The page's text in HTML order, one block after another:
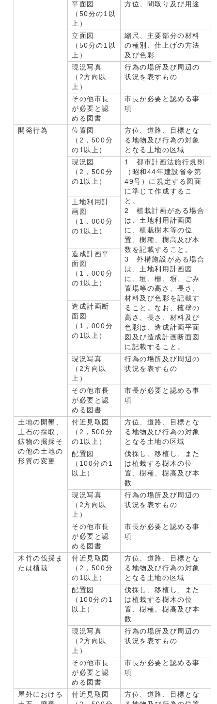
平面図
（50分の1以
上）
方位、間取り及び用途
立面図
（50分の1以
上）
縮尺、主要部分の材料
の種別、仕上げの方法
及び色彩
現況写真
（2方向以
上）
行為の場所及び周辺の
状況を表すもの
その他市長
が必要と認
める図書
市長が必要と認める事
項
開発行為
位置図
（2，500分
の1以上）
方位、道路、目標とな
る地物及び行為の対象
となる土地の区域
現況図
（2，500分
の1以上）
1 都市計画法施行規則
（昭和44年建設省令第
49号）に規定する図面
に準じて作成するこ
と。
2 植栽計画がある場合
は、土地利用計画図
に、植栽樹木等の位
置、樹種、樹高及び本
数を記載すること。
3 外構施設がある場合
は、土地利用計画図
に、垣、柵、塀、ごみ
置場等の高さ、長さ、
材料及び色彩を記載す
ること。なお、擁壁の
高さ、長さ、材料及び
色彩は、造成計画平面
図及び造成計画断面図
に記載すること。
土地利用計
画図
（1，000分
の1以上）
造成計画平
面図
（1，000分
の1以上）
造成計画断
面図
（1，000分
の1以上）
現況写真
（2方向以
上）
行為の場所及び周辺の
状況を表すもの
その他市長
が必要と認
める図書
市長が必要と認める事
項
土地の開墾、
土石の採取、
鉱物の掘採そ
の他の土地の
形質の変更
付近見取図
（2，500分
の1以上）
方位、道路、目標とな
る地物及び行為の対象
となる土地の区域
配置図
（100分の1
以上）
伐採し、移植し、また
は植栽する樹木の位
置、樹種、樹高及び本
数
現況写真
（2方向以
上）
行為の場所及び周辺の
状況を表すもの
その他市長
が必要と認
める図書
市長が必要と認める事
項
木竹の伐採ま
たは植栽
付近見取図
（2，500分
の1以上）
方位、道路、目標とな
る地物及び行為の対象
となる土地の区域
配置図
（100分の1
以上）
伐採し、移植し、また
は植栽する樹木の位
置、樹種、樹高及び本
数
現況写真
（2方向以
上）
行為の場所及び周辺の
状況を表すもの
その他市長
が必要と認
める図書
市長が必要と認める事
項
屋外における
付近見取図
方位、道路、目標とな